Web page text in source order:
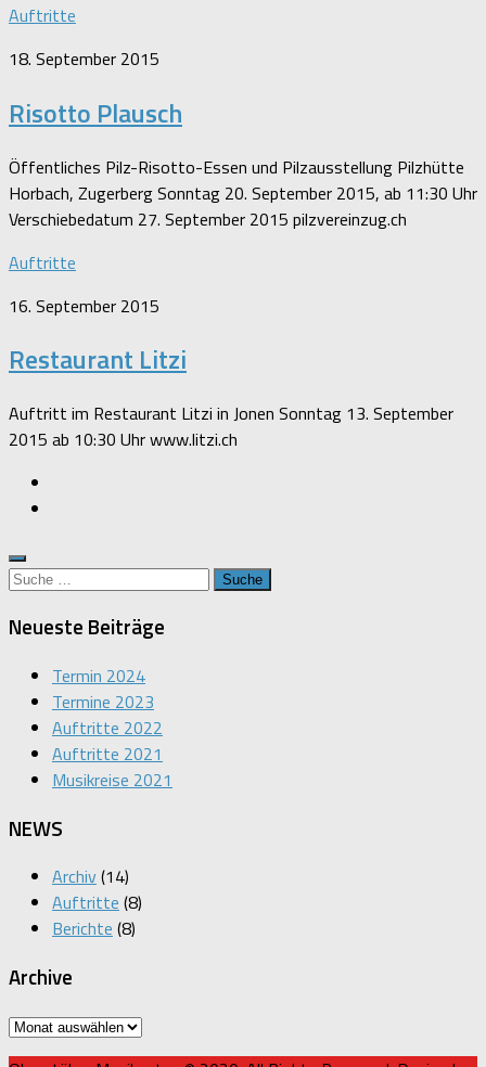
Auftritte
18. September 2015
Risotto Plausch
Öffentliches Pilz-Risotto-Essen und Pilzausstellung Pilzhütte
Horbach, Zugerberg Sonntag 20. September 2015, ab 11:30 Uhr
Verschiebedatum 27. September 2015 pilzvereinzug.ch
Auftritte
16. September 2015
Restaurant Litzi
Auftritt im Restaurant Litzi in Jonen Sonntag 13. September
2015 ab 10:30 Uhr www.litzi.ch
Suche
Neueste Beiträge
Termin 2024
Termine 2023
Auftritte 2022
Auftritte 2021
Musikreise 2021
NEWS
Archiv(14)
Auftritte (8)
Berichte (8)
Archive
Archive